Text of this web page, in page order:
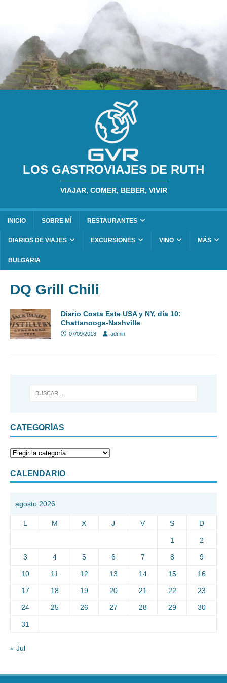
LOS GASTROVIAJES DE RUTH
VIAJAR, COMER, BEBER, VIVIR
INICIO SOBRE MÍ RESTAURANTES
DIARIOS DE VIAJES EXCURSIONES VINO MÁS
BULGARIA
DQ Grill Chili
Diario Costa Este USA y NY, día 10:
Chattanooga-Nashville
07/09/2018 admin
CATEGORÍAS
CALENDARIO
agosto 2026
L M X J V S D
1 2
3 4 5 6 7 8 9
10 11 12 13 14 15 16
17 18 19 20 21 22 23
24 25 26 27 28 29 30
31
« Jul